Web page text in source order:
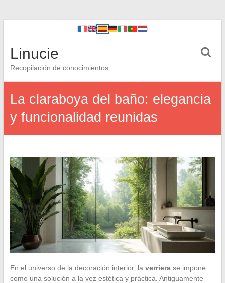
Linucie
Recopilación de conocimientos
La claraboya del baño: elegancia
y funcionalidad reunidas
En el universo de la decoración interior, la verrierase impone
como una solución a la vez estética y práctica. Antiguamente